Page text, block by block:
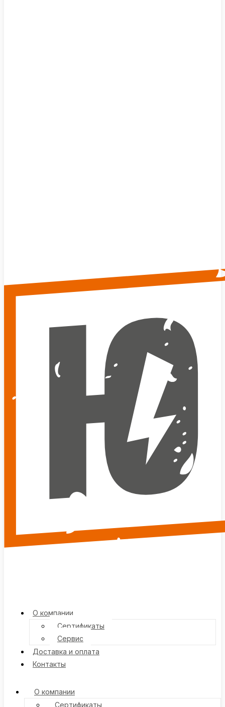
О компании
Сертификаты
Сервис
Доставка и оплата
Контакты
О компании
Сертификаты